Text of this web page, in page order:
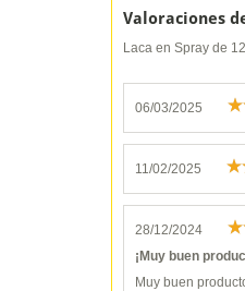
Valoraciones
Laca en Spray de
06/03/2025
11/02/2025
28/12/2024
¡Muy buen
Muy buen